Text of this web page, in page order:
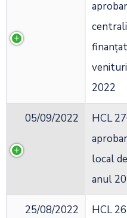
2022
05/09/2022
HCL
local
anul
25/08/2022
HCL